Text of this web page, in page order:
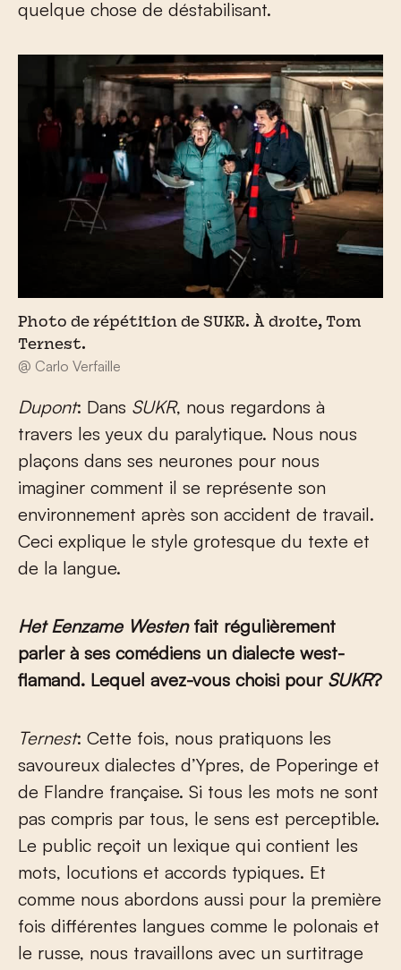
quelque chose de déstabilisant.
Photo de répétition de SUKR. À droite, Tom
Ternest.
@ Carlo Verfaille
Dupont: Dans SUKR, nous regardons à
travers les yeux du paralytique. Nous nous
plaçons dans ses neurones pour nous
imaginer comment il se représente son
environnement après son accident de travail.
Ceci explique le style grotesque du texte et
de la langue.
Het Eenzame Westenfait régulièrement
parler à ses comédiens un dialecte west-
flamand. Lequel avez-vous choisi pour SUKR?
Ternest: Cette fois, nous pratiquons les
savoureux dialectes d’Ypres, de Poperinge et
de Flandre française. Si tous les mots ne sont
pas compris par tous, le sens est perceptible.
Le public reçoit un lexique qui contient les
mots, locutions et accords typiques. Et
comme nous abordons aussi pour la première
fois différentes langues comme le polonais et
le russe, nous travaillons avec un surtitrage